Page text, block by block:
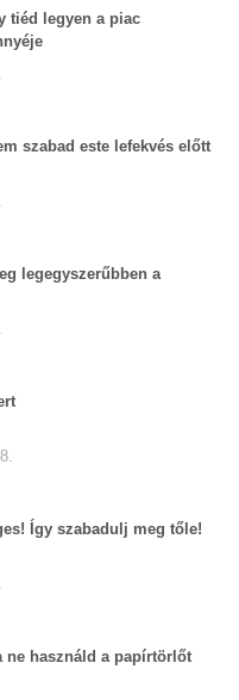
tiéd legyen a piac
szabad este lefekvés előtt
legegyszerűbben a
Így szabadulj meg tőle!
ne használd a papírtörlőt